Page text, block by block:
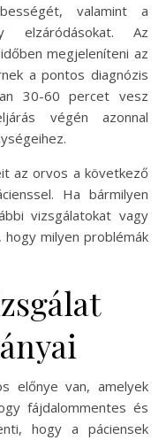
valamint a
elzáródásokat. Az
megjeleníteni az
a pontos diagnózis
30-60 percet vesz
végén azonnal
az orvos a következő
Ha bármilyen
vizsgálatokat vagy
milyen problémák
előnye van, amelyek
fájdalommentes és
hogy a páciensek